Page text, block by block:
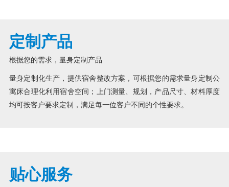
定制产品
根据您的需求，量身定制产品
量身定制化生产，提供宿舍整改方案，可根据您的需求量身定制公
寓床合理化利用宿舍空间；上门测量、规划，产品尺寸、材料厚度
均可按客户要求定制，满足每一位客户不同的个性要求。
贴心服务